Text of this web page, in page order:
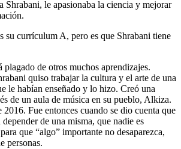
Shrabani, le apasionaba la ciencia y mejorar
su currículum A, pero es que Shrabani tiene
de otros muchos aprendizajes.
quiso trabajar la cultura y el arte de una
le habían enseñado y lo hizo. Creó una
de un aula de música en su pueblo, Alkiza.
2016. Fue entonces cuando se dio cuenta que
depender de una misma, que nadie es
que “algo” importante no desaparezca,
personas.